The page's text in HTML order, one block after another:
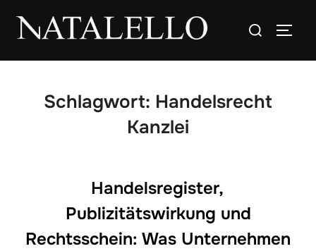
Schlagwort: Handelsrecht
Kanzlei
Handelsregister,
Publizitätswirkung und
Rechtsschein: Was Unternehmen